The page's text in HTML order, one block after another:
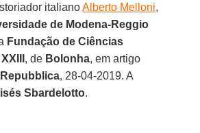
italianoAlberto Melloni,
de Modena-Reggio
Fundação de Ciências
, de Bolonha, em artigo
Repubblica, 28-04-2019. A
Sbardelotto.